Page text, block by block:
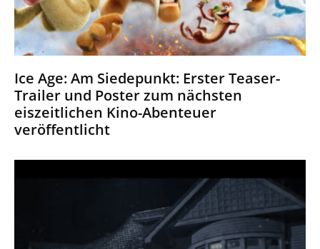
Ice Age: Am Siedepunkt: Erster Teaser-
Trailer und Poster zum nächsten
eiszeitlichen Kino-Abenteuer
veröffentlicht